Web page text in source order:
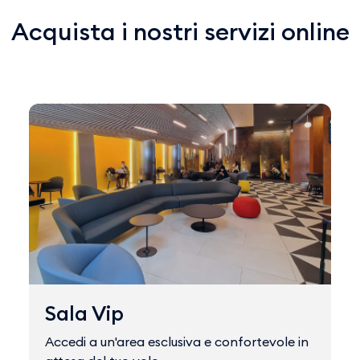
Acquista i nostri servizi online
Sala Vip
Accedi a un'area esclusiva e confortevole in